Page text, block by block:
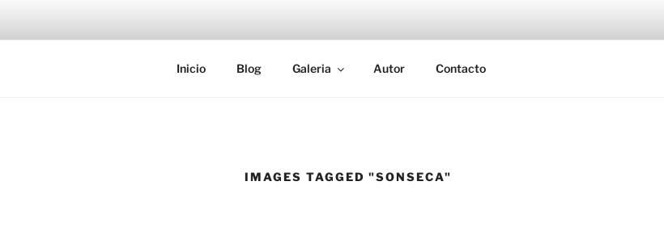
EDUARDO SALAS FOTÓGRAFO
Página personal del fotógrafo Eduardo Salas
Inicio Blog Galeria Autor Contacto
IMAGES TAGGED "SONSECA"